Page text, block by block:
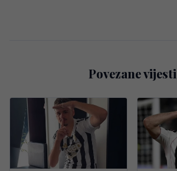
Povezane vijesti